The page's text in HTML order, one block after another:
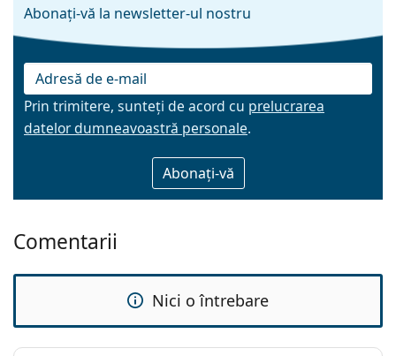
Abonați-vă la newsletter-ul nostru
E-mail
Prin trimitere, sunteți de acord cu prelucrarea
datelor dumneavoastră personale.
Comentarii
Nici o întrebare